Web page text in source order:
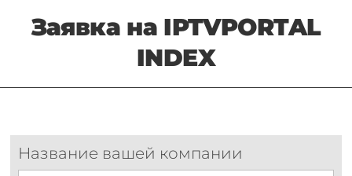
Заявка на IPTVPORTAL
INDEX
Название вашей компании